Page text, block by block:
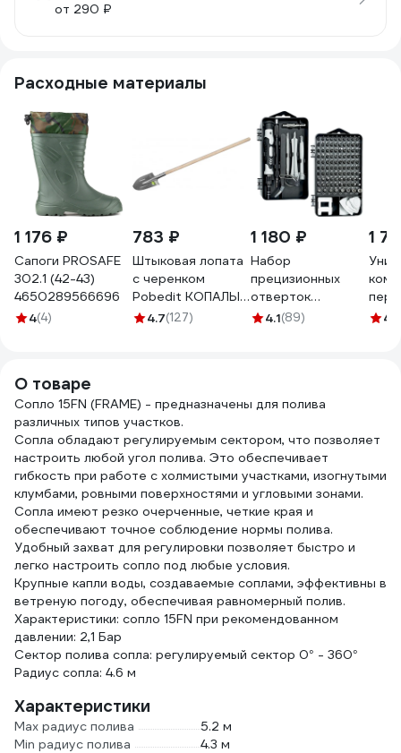
от 290 ₽
Расходные материалы
1 176 ₽
Сапоги PROSAFE
302.1 (42-43)
4650289566696
4(4)
783 ₽
Штыковая лопата
с черенком
Pobedit КОПАЛЫЧ
рельсовая сталь
4.7(127)
1 180 ₽
Набор
прецизионных
отверток
vertextools 115
4.1(89)
1
4.8
О товаре
Сопло 15FN (FRAME) - предназначены для полива
различных типов участков.
Сопла обладают регулируемым сектором, что позволяет
настроить любой угол полива. Это обеспечивает
гибкость при работе с холмистыми участками, изогнутыми
клумбами, ровными поверхностями и угловыми зонами.
Сопла имеют резко очерченные, четкие края и
обеспечивают точное соблюдение нормы полива.
Удобный захват для регулировки позволяет быстро и
легко настроить сопло под любые условия.
Крупные капли воды, создаваемые соплами, эффективны в
ветреную погоду, обеспечивая равномерный полив.
Характеристики: сопло 15FN при рекомендованном
давлении: 2,1 Бар
Сектор полива сопла: регулируемый сектор 0° - 360°
Радиус сопла: 4.6 м
Характеристики
Max радиус полива
5.2 м
Min радиус полива
4.3 м